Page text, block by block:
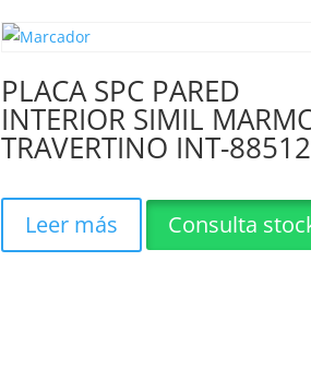
PLACA SPC PARED
INTERIOR SIMIL
TRAVERTINO INT-88512
Leer más Consulta